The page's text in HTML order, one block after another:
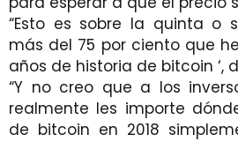
“Esto es sobre la quinta o
más del 75 por ciento que
años de historia de bitcoin ‘,
“Y no creo que a los
realmente les importe
de bitcoin en 2018